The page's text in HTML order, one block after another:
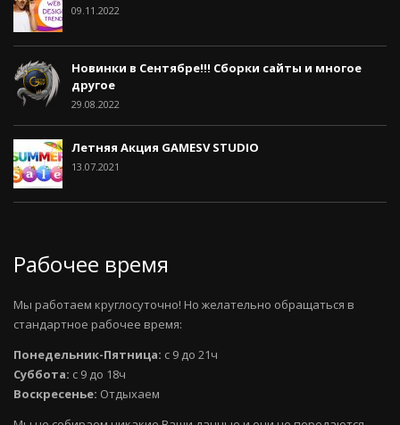
09.11.2022
Новинки в Сентябре!!! Сборки сайты и многое
другое
29.08.2022
Летняя Акция GAMESV STUDIO
13.07.2021
Рабочее время
Мы работаем круглосуточно! Но желательно обращаться в
стандартное рабочее время:
Понедельник-Пятница: с 9 до 21ч
Суббота: с 9 до 18ч
Воскресенье: Отдыхаем